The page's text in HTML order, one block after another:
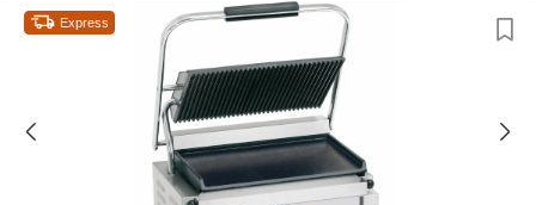
Express